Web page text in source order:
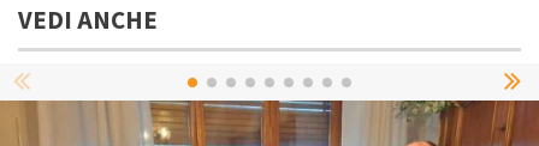
VEDI ANCHE